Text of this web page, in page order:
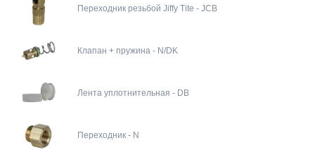
Переходник резьбой Jiffy Tite - JCB
Клапан + пружина - N/DK
Лента уплотнительная - DB
Переходник - N